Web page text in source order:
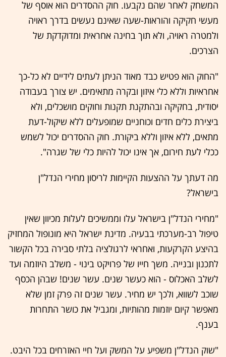
המשחק לאחר שהם נקבעו. חוק ההסדרים הוא אוסף של
מעשי חקיקה והוראות-שעה שאינם נעשים בדרך ראויה
ולמטרה ראויה, ולא תוך בחינה אחראית ומדוקדקת של
הצרכים.
"החוק הוא פטיש כבד מאוד הניתן לעתים לידיים לא כל-כך
אחראיות וללא כלי איזון ובקרה מתאימים. יש צורך בעבודה
יסודית, בחקיקה ובהתקנת תקנות וחוקים מושכלים, ולא
ביצירת כלים חדים וכוחניים שמופעלים ללא שיקול-דעת
מתאים, ללא איזון וללא ביקורת. חוק ההסדרים יכול לשמש
ככלי לעת חירום, אך אינו יכול להיות כלי של שגרה".
מה דעתך על ההצעות הקיימות לריסון מחירי הנדל"ן
בישראל?
"מחירי הנדל"ן בישראל עלו וממשיכים לעלות מכיוון שאין
טיפול רב-מערכתי בבעיה. מדינת ישראל היא מונופול המחזיק
בהיצע הקרקעות, ואחראי לרגולציה בלתי סבירה בכל הקשור
לתכנון ובנייה. משך חייו של פרויקט בינוי - משלב היוזמה ועד
לשלב האכלוס - הוא כעשר שנים. עשר שנים! שבהן הכסף
שוכב לשווא, ולכך יש מחיר. עשר שנים זה פרק זמן שלא
מאפשר קיום יוזמות מהותיות, ומגביל את כושר התחרות
בענף.
"שוק הנדל"ן משפיע על המשק ועל חיי האזרחים בכל היבט.